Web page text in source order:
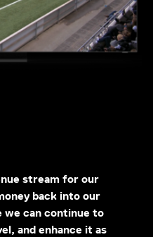
stream for our
back into our
we can continue to
and enhance it as